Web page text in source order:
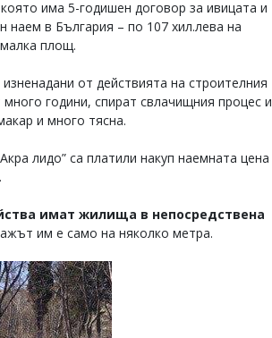
има 5-годишен договор за ивицата и
наем в България – по 107 хил.лева на
площ.
от действията на строителния
години, спират свлачищния процес и
и много тясна.
лидо” са платили накуп наемната цена
имат жилища в непосредствена
им е само на няколко метра.